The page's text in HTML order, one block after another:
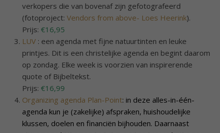
verkopers die van bovenaf zijn gefotografeerd
(fotoproject: Vendors from above- Loes Heerink).
Prijs: €16,95
LUV : een agenda met fijne natuurtinten en leuke
printjes. Dit is een christelijke agenda en begint daarom
op zondag. Elke week is voorzien van inspirerende
quote of Bijbeltekst.
Prijs: €16,99
Organizing agenda Plan-Point: in deze alles-in-één-
agenda kun je (zakelijke) afspraken, huishoudelijke
klussen, doelen en financiën bijhouden. Daarnaast